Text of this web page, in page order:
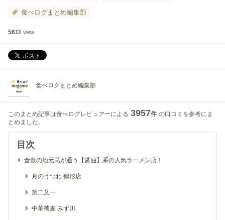
食べログまとめ編集部
5611 view
食べログまとめ編集部
このまとめ記事は食べログレビュアーによる 3957件 の口コミを参考にま
とめました。
目次
倉敷の地元民が通う【醤油】系の人気ラーメン店！
月のうつわ 鶴形店
第二又一
中華蕎麦 みず川